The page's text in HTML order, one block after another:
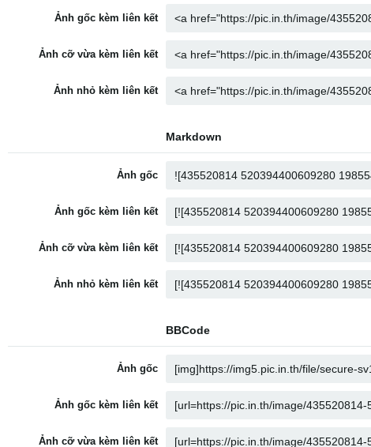
Ảnh gốc kèm liên kết
Ảnh cỡ vừa kèm liên kết
Ảnh nhỏ kèm liên kết
Markdown
Ảnh gốc
Ảnh gốc kèm liên kết
Ảnh cỡ vừa kèm liên kết
Ảnh nhỏ kèm liên kết
BBCode
Ảnh gốc
Ảnh gốc kèm liên kết
Ảnh cỡ vừa kèm liên kết